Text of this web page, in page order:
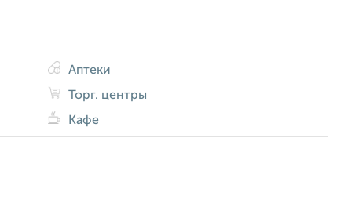
Аптеки
Торг. центры
Кафе